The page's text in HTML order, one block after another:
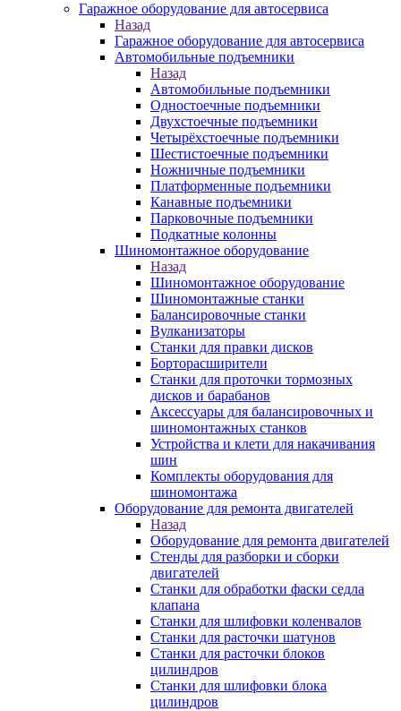
Гаражное оборудование для автосервиса
Назад
Гаражное оборудование для автосервиса
Автомобильные подъемники
Назад
Автомобильные подъемники
Одностоечные подъемники
Двухстоечные подъемники
Четырёхстоечные подъемники
Шестистоечные подъемники
Ножничные подъемники
Платформенные подъемники
Канавные подъемники
Парковочные подъемники
Подкатные колонны
Шиномонтажное оборудование
Назад
Шиномонтажное оборудование
Шиномонтажные станки
Балансировочные станки
Вулканизаторы
Станки для правки дисков
Борторасширители
Станки для проточки тормозных
дисков и барабанов
Аксессуары для балансировочных и
шиномонтажных станков
Устройства и клети для накачивания
шин
Комплекты оборудования для
шиномонтажа
Оборудование для ремонта двигателей
Назад
Оборудование для ремонта двигателей
Стенды для разборки и сборки
двигателей
Станки для обработки фаски седла
клапана
Станки для шлифовки коленвалов
Станки для расточки шатунов
Станки для расточки блоков
цилиндров
Станки для шлифовки блока
цилиндров